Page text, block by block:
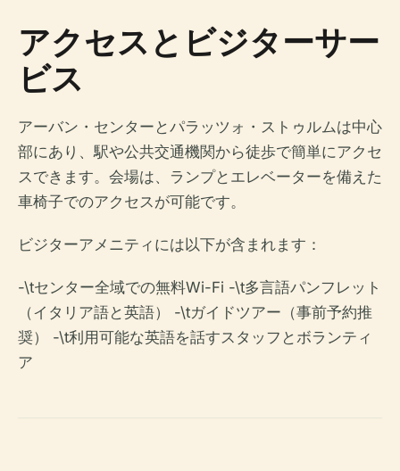
アクセスとビジターサー
ビス
アーバン・センターとパラッツォ・ストゥルムは中心
部にあり、駅や公共交通機関から徒歩で簡単にアクセ
スできます。会場は、ランプとエレベーターを備えた
車椅子でのアクセスが可能です。
ビジターアメニティには以下が含まれます：
-\tセンター全域での無料Wi-Fi -\t多言語パンフレット
（イタリア語と英語） -\tガイドツアー（事前予約推
奨） -\t利用可能な英語を話すスタッフとボランティ
ア